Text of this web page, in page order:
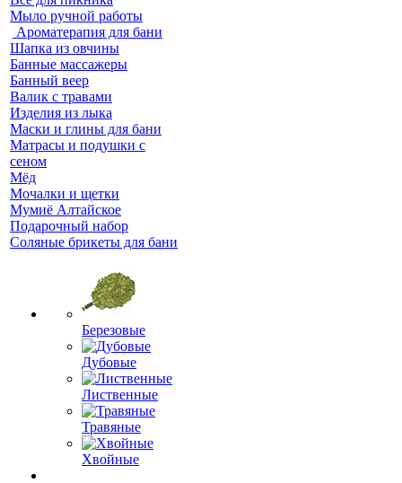
Мыло ручной работы
Ароматерапия для бани
Шапка из овчины
Банные массажеры
Банный веер
Валик с травами
Изделия из лыка
Маски и глины для бани
Матрасы и подушки с
сеном
Мёд
Мочалки и щетки
Мумиё Алтайское
Подарочный набор
Соляные брикеты для бани
Березовые
Дубовые
Лиственные
Травяные
Хвойные